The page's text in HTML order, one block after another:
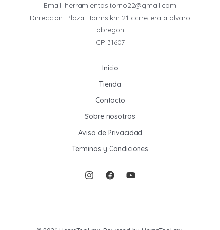
Email. herramientas.torno22@gmail.com
Dirreccion: Plaza Harms km 21 carretera a alvaro
obregon
CP 31607
Inicio
Tienda
Contacto
Sobre nosotros
Aviso de Privacidad
Terminos y Condiciones